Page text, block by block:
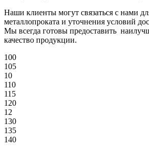
Наши клиенты могут связаться с нами
металлопроката и уточнения условий
Мы всегда готовы предоставить
качество продукции.
100
105
10
110
115
120
12
130
135
140